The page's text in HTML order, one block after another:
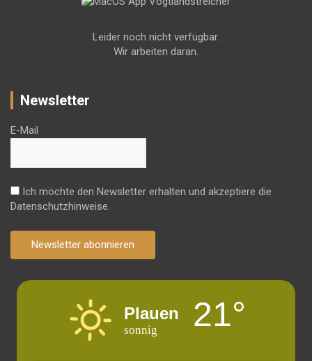
Leider noch nicht verfügbar.
Wir arbeiten daran.
Newsletter
E-Mail
Ich möchte den Newsletter erhalten und akzeptiere die
Datenschutzhinweise.
Newsletter abonnieren
Plauen
sonnig 21°